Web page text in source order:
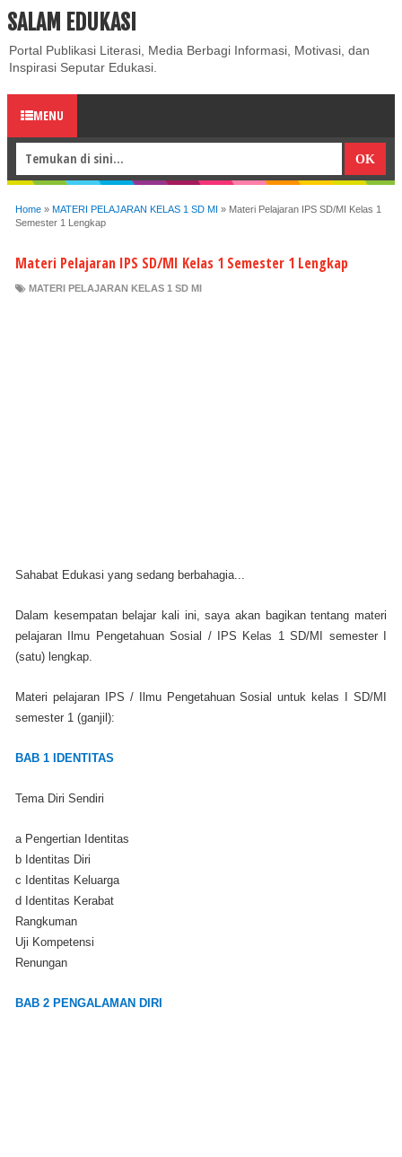
ABOUT CONTACT US
SALAM EDUKASI
Portal Publikasi Literasi, Media Berbagi Informasi, Motivasi, dan
Inspirasi Seputar Edukasi.
MENU
Home » MATERI PELAJARAN KELAS 1 SD MI » Materi Pelajaran IPS SD/MI Kelas 1
Semester 1 Lengkap
Materi Pelajaran IPS SD/MI Kelas 1 Semester 1 Lengkap
MATERI PELAJARAN KELAS 1 SD MI
Sahabat Edukasi yang sedang berbahagia...
Dalam kesempatan belajar kali ini, saya akan bagikan tentang materi
pelajaran Ilmu Pengetahuan Sosial / IPS Kelas 1 SD/MI semester I
(satu) lengkap.
Materi pelajaran IPS / Ilmu Pengetahuan Sosial untuk kelas I SD/MI
semester 1 (ganjil):
BAB 1 IDENTITAS
Tema Diri Sendiri
a Pengertian Identitas
b Identitas Diri
c Identitas Keluarga
d Identitas Kerabat
Rangkuman
Uji Kompetensi
Renungan
BAB 2 PENGALAMAN DIRI